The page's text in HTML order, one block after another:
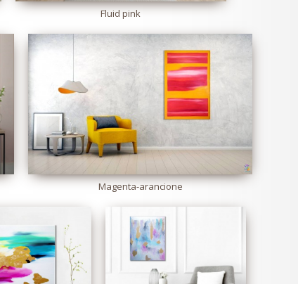
Fluid pink
Magenta-arancione